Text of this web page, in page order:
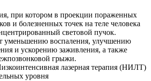
при котором в проекции пораженных
и болезненных точек на теле человека
световой пучок.
уменьшению воспаления, улучшению
и ускорению заживления, а также
грыжи.
лазерная терапия (НИЛТ)
уровня